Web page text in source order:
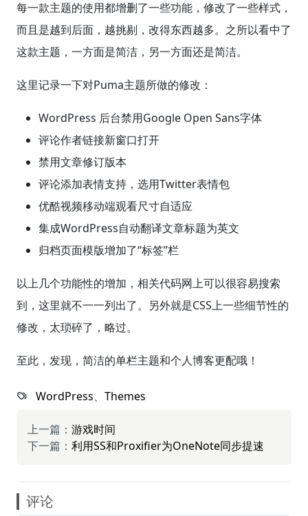
每一款主题的使用都增删了一些功能，修改了一些样式，
而且是越到后面，越挑剔，改得东西越多。之所以看中了
这款主题，一方面是简洁，另一方面还是简洁。
这里记录一下对Puma主题所做的修改：
WordPress 后台禁用Google Open Sans字体
评论作者链接新窗口打开
禁用文章修订版本
评论添加表情支持，选用Twitter表情包
优酷视频移动端观看尺寸自适应
集成WordPress自动翻译文章标题为英文
归档页面模版增加了“标签”栏
以上几个功能性的增加，相关代码网上可以很容易搜索
到，这里就不一一列出了。另外就是CSS上一些细节性的
修改，太琐碎了，略过。
至此，发现，简洁的单栏主题和个人博客更配哦！
WordPress、 Themes
上一篇： 游戏时间
下一篇： 利用SS和Proxifier为OneNote同步提速
评论